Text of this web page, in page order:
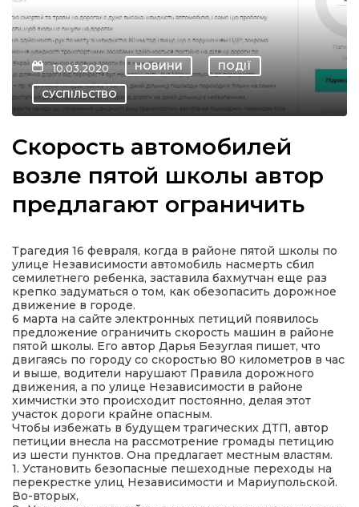
новини
політика
місія
10.03.2020 НОВИНИ ПОДІЇ
СУСПІЛЬСТВО
Скорость автомобилей
возле пятой школы автор
предлагают ограничить
Трагедия 16 февраля, когда в районе пятой школы по
улице Независимости автомобиль насмерть сбил
семилетнего ребенка, заставила бахмутчан еще раз
крепко задуматься о том, как обезопасить дорожное
движение в городе.
6 марта на сайте электронных петиций появилось
предложение ограничить скорость машин в районе
пятой школы. Его автор Дарья Безуглая пишет, что
двигаясь по городу со скоростью 80 километров в час
и выше, водители нарушают Правила дорожного
движения, а по улице Независимости в районе
химчистки это происходит постоянно, делая этот
участок дороги крайне опасным.
Чтобы избежать в будущем трагических ДТП, автор
петиции внесла на рассмотрение громады петицию
из шести пунктов. Она предлагает местным властям.
1. Установить безопасные пешеходные переходы на
перекрестке улиц Независимости и Мариупольской.
Во-вторых,